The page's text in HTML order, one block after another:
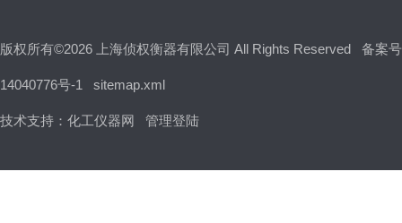
版权所有©2026 上海侦权衡器有限公司 All Rights Reserved 备案
14040776号-1 sitemap.xml
技术支持： 化工仪器网 管理登陆